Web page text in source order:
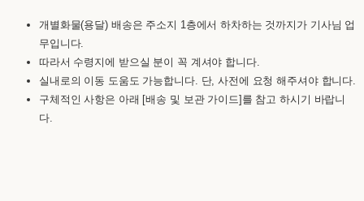
개별화물(용달) 배송은 주소지 1층에서 하차하는 것까지가 기사님 업
무입니다.
따라서 수령지에 받으실 분이 꼭 계셔야 합니다.
실내로의 이동 도움도 가능합니다. 단, 사전에 요청 해주셔야 합니다.
구체적인 사항은 아래 [배송 및 보관 가이드]를 참고 하시기 바랍니
다.